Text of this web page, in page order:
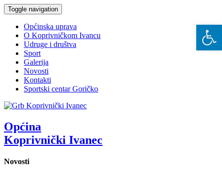
Toggle navigation
Općinska uprava
O Koprivničkom Ivancu
Udruge i društva
Sport
Galerija
Novosti
Kontakti
Sportski centar Goričko
Općina
Koprivnički Ivanec
Novosti